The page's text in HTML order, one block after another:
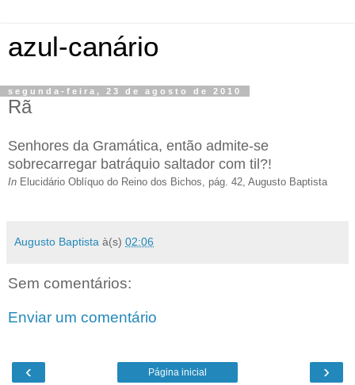
azul-canário
segunda-feira, 23 de agosto de 2010
Rã
Senhores da Gramática, então admite-se
sobrecarregar batráquio saltador com til?!
In Elucidário Oblíquo do Reino dos Bichos, pág. 42, Augusto Baptista
Augusto Baptista à(s) 02:06
Sem comentários:
Enviar um comentário
‹ ›
Página inicial